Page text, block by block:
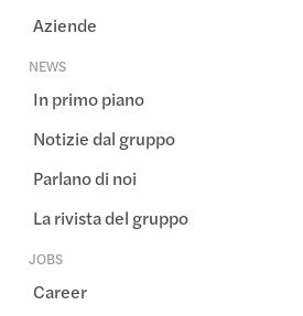
Aziende
NEWS
In primo piano
Notizie dal gruppo
Parlano di noi
La rivista del gruppo
JOBS
Career